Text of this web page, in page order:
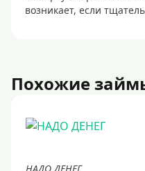
возникает, если
Похожие